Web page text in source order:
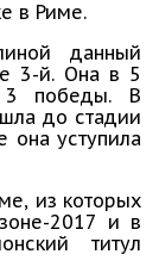
в Риме.
данный
3-й. Она в 5
3 победы. В
до стадии
уступила
из которых
2017 и в
титул